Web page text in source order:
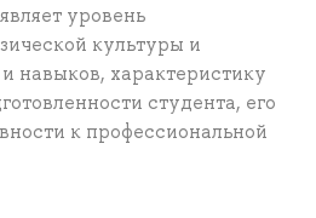
уровень
культуры и
навыков, характеристику
студента, его
к профессиональной